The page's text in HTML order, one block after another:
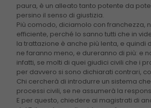
paura, è un alleato tanto potente da
persino il senso di giustizia.
Più comodo, diciamolo con franchezza,
efficiente, perché lo sanno tutti che in
la trattazione è anche più lenta, e quindi
ne faranno meno, e dureranno di più: e
infatti, se molti di quei giudici civili che i
per davvero si sono dichiarati contrari,
Chi cercherà di introdurre un sistema
processi civili, se ne assumerà la
E per questo, chiedere ai magistrati di